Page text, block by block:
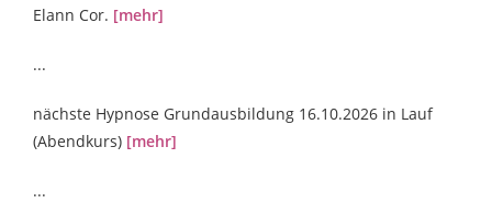
Elann Cor. [mehr]
...
nächste Hypnose Grundausbildung 16.10.2026 in Lauf
(Abendkurs) [mehr]
...